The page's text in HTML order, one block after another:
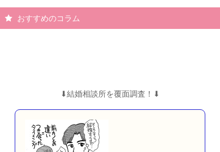
おすすめのコラム
⬇︎結婚相談所を覆面調査！⬇︎